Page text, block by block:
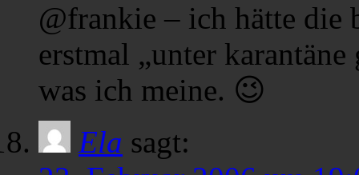
@frankie – ich hätte die
erstmal „unter
was ich meine. 😉
Ela sagt: